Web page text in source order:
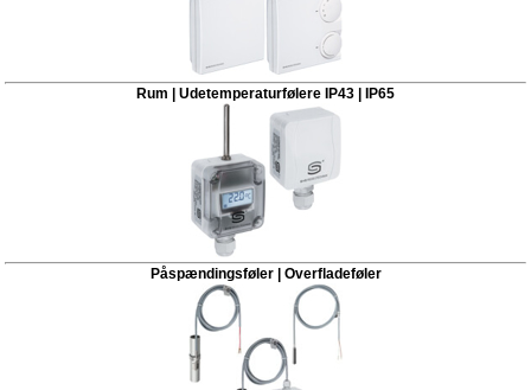
Rum | Udetemperaturfølere IP43 | IP65
Påspændingsføler | Overfladeføler